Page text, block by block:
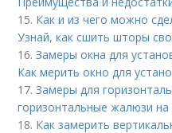
15. Как и из чего можно
Узнай, как сшить шторы
16.Замеры окна для
Как мерить окно для
17.Замеры для
горизонтальные жалюзи на
18. Как замерить